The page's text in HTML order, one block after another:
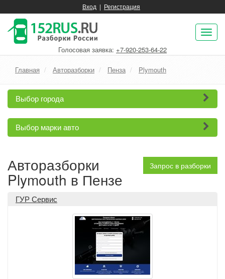
Вход | Регистрация
Голосовая заявка: +7-920-253-64-22
Главная Авторазборки Пенза Plymouth
Выбор города
Выбор марки авто
Запрос в разборки
Авторазборки
Plymouth в Пензе
ГУР Сервис